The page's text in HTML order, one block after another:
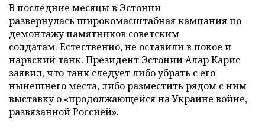
В последние месяцы в Эстонии
развернулась широкомасштабная кампанияпо
демонтажу памятников советским
солдатам. Естественно, не оставили в покое и
нарвский танк. Президент Эстонии Алар Карис
заявил, что танк следует либо убрать с его
нынешнего места, либо разместить рядом с ним
выставку о «продолжающейся на Украине войне,
развязанной Россией».